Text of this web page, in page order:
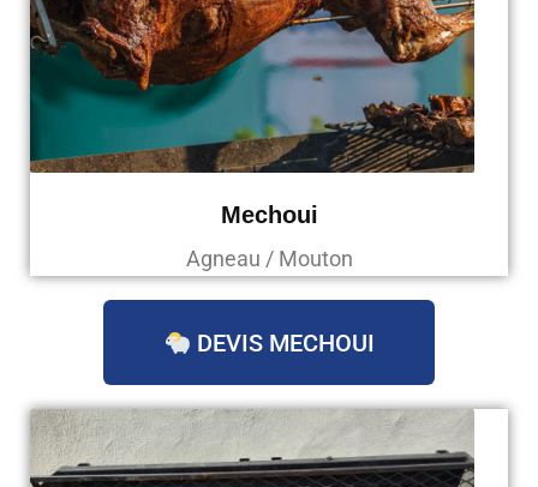
Mechoui
Agneau / Mouton
DEVIS MECHOUI